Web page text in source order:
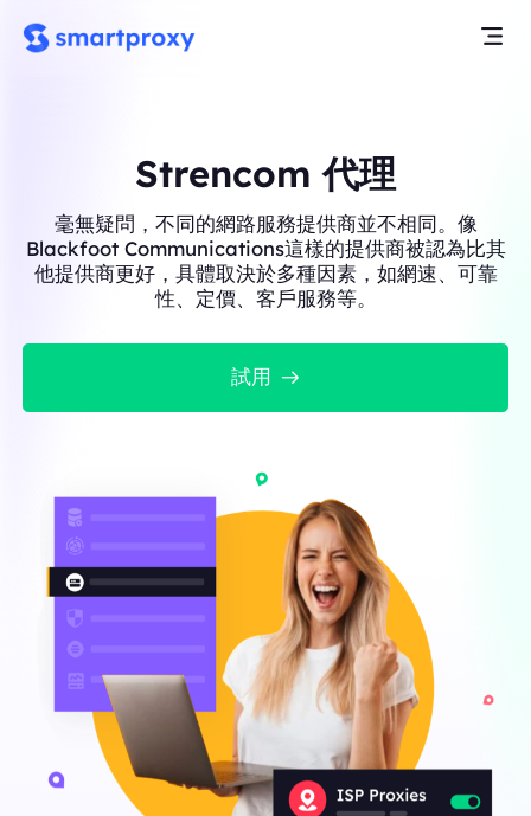
Strencom 代理
毫無疑問，不同的網路服務提供商並不相同。像
Blackfoot Communications這樣的提供商被認為比其
他提供商更好，具體取決於多種因素，如網速、可靠
性、定價、客戶服務等。
試用